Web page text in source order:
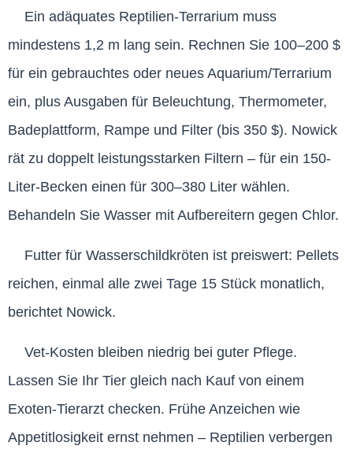
Ein adäquates Reptilien-Terrarium muss
mindestens 1,2 m lang sein. Rechnen Sie 100–200 $
für ein gebrauchtes oder neues Aquarium/Terrarium
ein, plus Ausgaben für Beleuchtung, Thermometer,
Badeplattform, Rampe und Filter (bis 350 $). Nowick
rät zu doppelt leistungsstarken Filtern – für ein 150-
Liter-Becken einen für 300–380 Liter wählen.
Behandeln Sie Wasser mit Aufbereitern gegen Chlor.
Futter für Wasserschildkröten ist preiswert: Pellets
reichen, einmal alle zwei Tage 15 Stück monatlich,
berichtet Nowick.
Vet-Kosten bleiben niedrig bei guter Pflege.
Lassen Sie Ihr Tier gleich nach Kauf von einem
Exoten-Tierarzt checken. Frühe Anzeichen wie
Appetitlosigkeit ernst nehmen – Reptilien verbergen